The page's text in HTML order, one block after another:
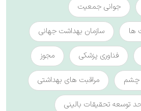
جوانی جمعیت
ها سازمان بهداشت جهانی
فناوری پزشکی مجوز
چشم مراقبت های بهداشتی
توسعه تحقیقات بالینی